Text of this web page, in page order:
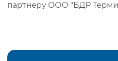
партнеру ООО "БДР